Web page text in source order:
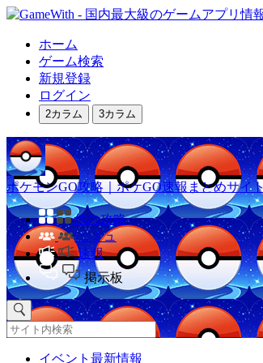
ホーム
ゲーム検索
新規登録
ログイン
2カラム 3カラム
ポケモンGO攻略｜ポケGO速報まとめサイト
他の攻略
コミュ
速報
掲示板
イベント最新情報